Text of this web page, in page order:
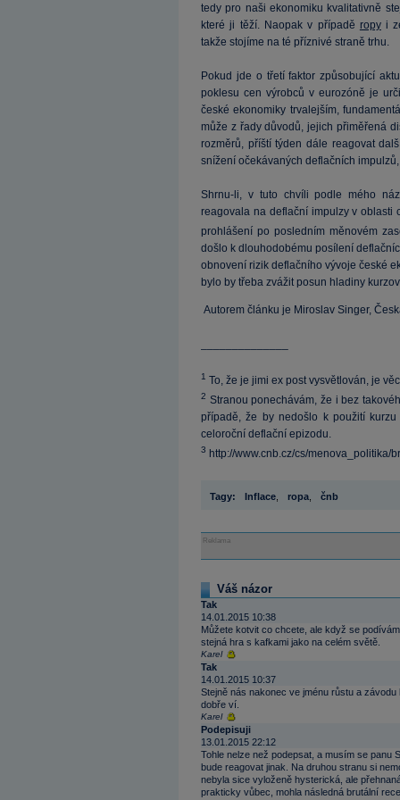
tedy pro naši ekonomiku kvalitativně
které ji těží. Naopak v případě ropyi
takže stojíme na té příznivé straně trhu.
Pokud jde o třetí faktor způsobující
poklesu cen výrobců v eurozóně je
české ekonomiky trvalejším,
může z řady důvodů, jejich přiměřená
rozměrů, příští týden dále reagovat
snížení očekávaných deflačních
Shrnu-li, v tuto chvíli podle mého
reagovala na deflační impulzy v oblasti
prohlášení po posledním měnovém
došlo k dlouhodobému posílení
obnovení rizik deflačního vývoje české
bylo by třeba zvážit posun hladiny
Autorem článku je Miroslav Singer,
1 To, že je jimi ex post vysvětlován, je
2 Stranou ponechávám, že i bez
případě, že by nedošlo k použití
celoroční deflační epizodu.
3 http://www.cnb.cz/cs/
Tagy: Inflace ropa čnb
Reklama
Váš názor
Tak
14.01.2015 10:38
Můžete kotvit co chcete, ale když se
stejná hra s kafkami jako na celém světě.
Karel
Tak
14.01.2015 10:37
Stejně nás nakonec ve jménu růstu a
dobře ví.
Karel
Podepisuji
13.01.2015 22:12
Tohle nelze než podepsat, a musím se panu
bude reagovat jinak. Na druhou stranu si
nebyla sice vyloženě hysterická, ale
prakticky vůbec, mohla následná brutální